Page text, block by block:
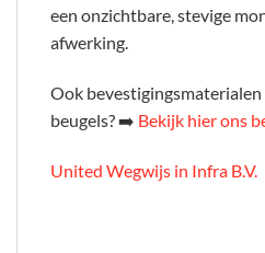
een onzichtbare, stevige
afwerking.
Ook
beugels? ➡️ Bekijk hier ons
United Wegwijs in Infra B.V.